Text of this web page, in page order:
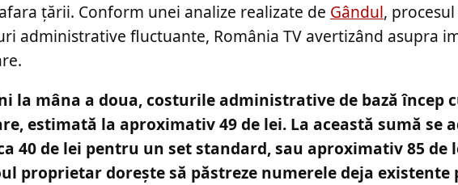
țării. Conform unei analize realizate de Gândul,
administrative fluctuante, România TV avertizând asupra
la mâna a doua, costurile administrative de bază încep
estimată la aproximativ 49 de lei. La această sumă se
40 de lei pentru un set standard, sau aproximativ 85 de
proprietar dorește să păstreze numerele deja existente